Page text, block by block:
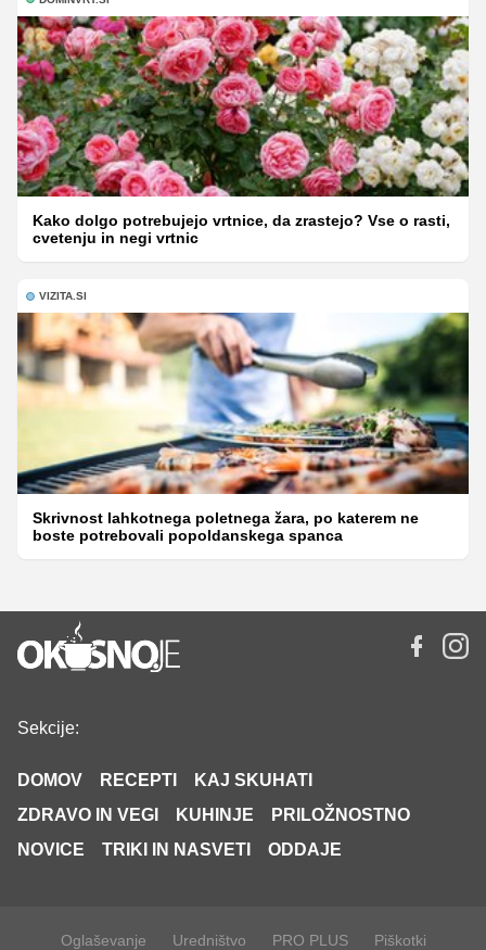
Kako dolgo potrebujejo vrtnice, da zrastejo? Vse o rasti,
cvetenju in negi vrtnic
VIZITA.SI
Skrivnost lahkotnega poletnega žara, po katerem ne
boste potrebovali popoldanskega spanca
Sekcije:
DOMOV RECEPTI
KAJ SKUHATI
ZDRAVO IN VEGI
KUHINJE
PRILOŽNOSTNO
NOVICE
TRIKI IN NASVETI ODDAJE
Oglaševanje Uredništvo PRO PLUS Piškotki